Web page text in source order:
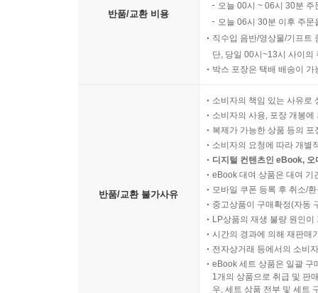
반품/교환 비용
오늘 00시 ~ 06시 30분
오늘 06시 30분 이후 주
직수입 음반/영상물/기프트
단, 당일 00시~13시 사이의
박스 포장은 택배 배송이
반품/교환 불가사유
소비자의 책임 있는 사유로
소비자의 사용, 포장 개봉
복제가 가능한 상품 등의
소비자의 요청에 따라 개별
디지털 컨텐츠인 eBook,
eBook 대여 상품은 대여 기
모바일 쿠폰 등록 후 취소/
중고상품이 구매확정(자동
LP상품의 재생 불량 원인
시간의 경과에 의해 재판매
전자상거래 등에서의 소비
eBook 세트 상품은 일괄 구
1개의 상품으로 취급 및 판
우, 세트 상품 전부 및 세트